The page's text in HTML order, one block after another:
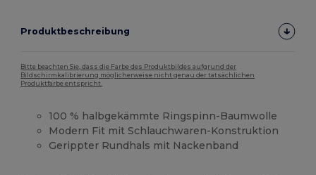
Produktbeschreibung
Bitte beachten Sie, dass die Farbe des Produktbildes aufgrund der
Bildschirmkalibrierung möglicherweise nicht genau der tatsächlichen
Produktfarbe entspricht.
100 % halbgekämmte Ringspinn-Baumwolle
Modern Fit mit Schlauchwaren-Konstruktion
Gerippter Rundhals mit Nackenband